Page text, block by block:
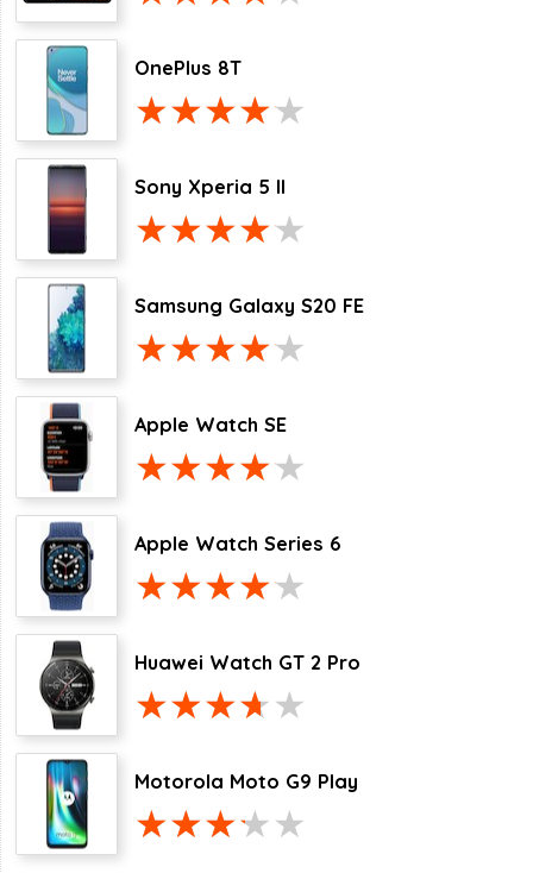
OnePlus 8T
Sony Xperia 5 II
Samsung Galaxy S20 FE
Apple Watch SE
Apple Watch Series 6
Huawei Watch GT 2 Pro
Motorola Moto G9 Play